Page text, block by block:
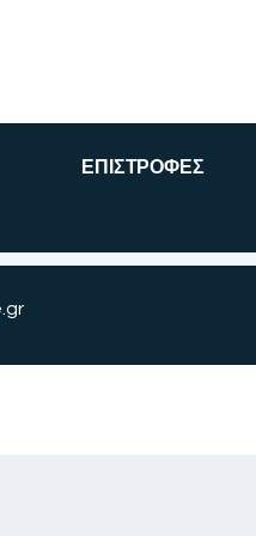
ΕΠΙΣΤΡΟΦΕΣ